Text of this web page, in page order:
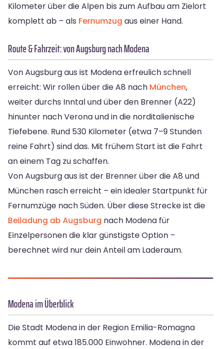
Kilometer über die Alpen bis zum Aufbau am Zielort
komplett ab – als Fernumzug aus einer Hand.
Route & Fahrzeit: von Augsburg nach Modena
Von Augsburg aus ist Modena erfreulich schnell
erreicht: Wir rollen über die A8 nach München,
weiter durchs Inntal und über den Brenner (A22)
hinunter nach Verona und in die norditalienische
Tiefebene. Rund 530 Kilometer (etwa 7–9 Stunden
reine Fahrt) sind das. Mit frühem Start ist die Fahrt
an einem Tag zu schaffen.
Von Augsburg aus ist der Brenner über die A8 und
München rasch erreicht – ein idealer Startpunkt für
Fernumzüge nach Süden. Über diese Strecke ist die
Beiladung ab Augsburg nach Modena für
Einzelpersonen die klar günstigste Option –
berechnet wird nur dein Anteil am Laderaum.
Modena im Überblick
Die Stadt Modena in der Region Emilia-Romagna
kommt auf etwa 185.000 Einwohner. Modena in der